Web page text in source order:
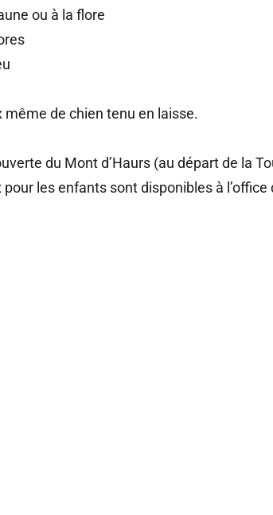
ou à la flore
même de chien tenu en laisse.
du Mont d’Haurs (au départ de la
les enfants sont disponibles à